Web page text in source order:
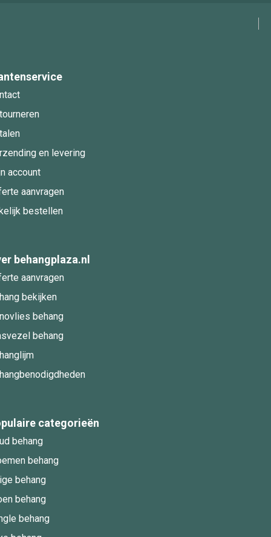
en levering
account
aanvragen
bestellen
behangplaza.nl
aanvragen
bekijken
behang
behang
categorieën
behang
behang
behang
behang
behang